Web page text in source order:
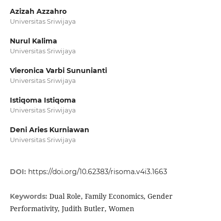
Azizah Azzahro
Universitas Sriwijaya
Nurul Kalima
Universitas Sriwijaya
Vieronica Varbi Sununianti
Universitas Sriwijaya
Istiqoma Istiqoma
Universitas Sriwijaya
Deni Aries Kurniawan
Universitas Sriwijaya
DOI: https://doi.org/10.62383/risoma.v4i3.1663
Keywords: Dual Role, Family Economics, Gender
Performativity, Judith Butler, Women